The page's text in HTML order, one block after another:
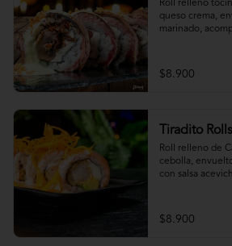
Roll relleno
queso crema,
marinado,
$8.900
Tiradito Rolls
Roll relleno de
cebolla,
con salsa
$8.900